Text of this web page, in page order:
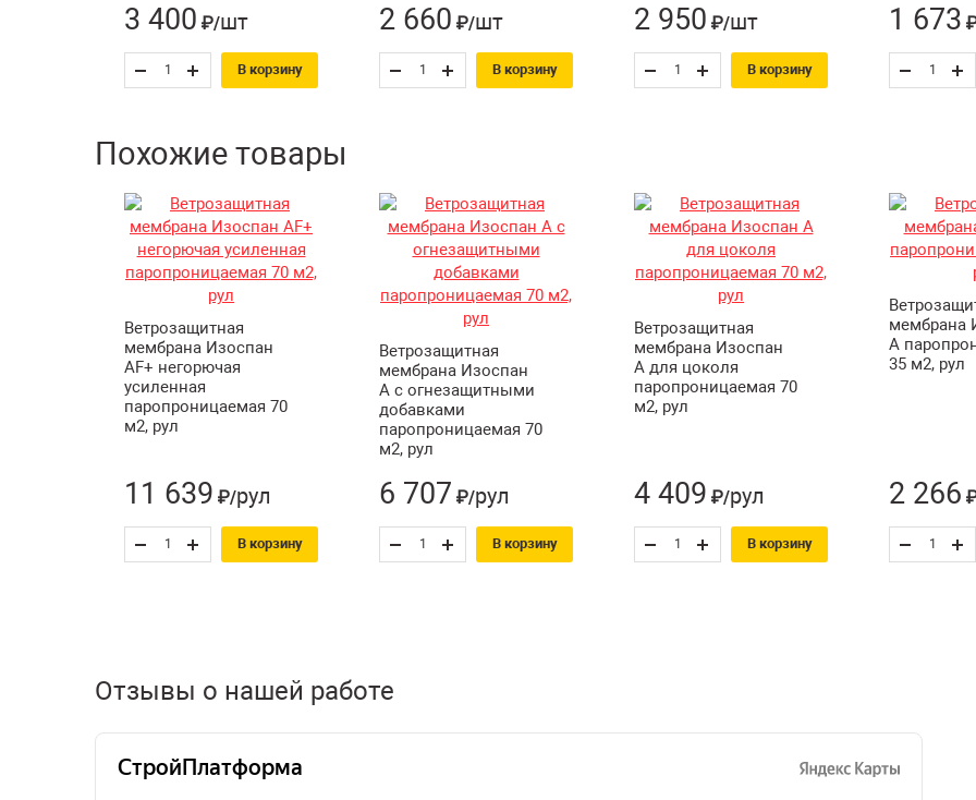
3 400 ₽/шт
В корзину
2 660 ₽/шт
В корзину
2 950 ₽/шт
В корзину
1 673
Похожие товары
Ветрозащитная
мембрана Изоспан
АF+ негорючая
усиленная
паропроницаемая 70
м2, рул
11 639 ₽/рул
В корзину
Ветрозащитная
мембрана Изоспан
А с огнезащитными
добавками
паропроницаемая 70
м2, рул
6 707 ₽/рул
В корзину
Ветрозащитная
мембрана Изоспан
A для цоколя
паропроницаемая 70
м2, рул
4 409 ₽/рул
В корзину
мембрана
А
35 м2, рул
2 266
Отзывы о нашей работе